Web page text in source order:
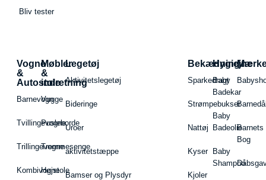
Bliv tester
Vogne
&
Autostole
Barnevogn
Tvillingevogne
Trillingevogne
Kombivogne
Møbler
&
indretning
Vugge
Pusleborde
Tremmesenge
Højstole
Legetøj
Aktivitetslegetøj
Bideringe
Uroer
aktivitetstæppe
Bamser og Plysdyr
Bekædning
Sparkedragt
Strømpebukser
Nattøj
Kyser
Kjoler
Hygiejne
Baby
Badekar
Baby
Badeolie
Baby
Shampoo
Barnets
Bog